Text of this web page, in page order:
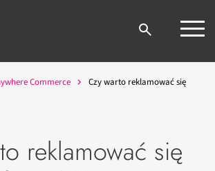
Commerce
Czy warto reklamować się
reklamować się